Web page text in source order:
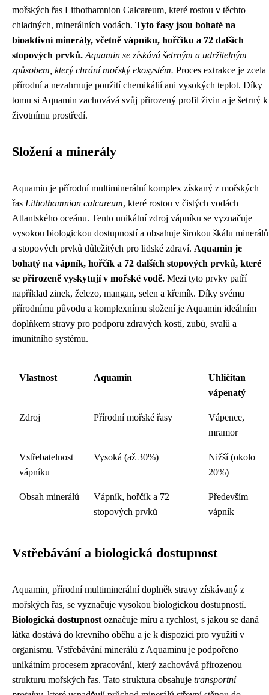
mořských řas Lithothamnion Calcareum, které rostou v těchto
chladných, minerálních vodách. Tyto řasy jsou bohaté na
bioaktivní minerály, včetně vápníku, hořčíku a 72 dalších
stopových prvků. Aquamin se získává šetrným a udržitelným
způsobem, který chrání mořský ekosystém. Proces extrakce je zcela
přírodní a nezahrnuje použití chemikálií ani vysokých teplot. Díky
tomu si Aquamin zachovává svůj přirozený profil živin a je šetrný k
životnímu prostředí.
Složení a minerály
Aquamin je přírodní multiminerální komplex získaný z mořských
řas Lithothamnion calcareum, které rostou v čistých vodách
Atlantského oceánu. Tento unikátní zdroj vápníku se vyznačuje
vysokou biologickou dostupností a obsahuje širokou škálu minerálů
a stopových prvků důležitých pro lidské zdraví. Aquamin je
bohatý na vápník, hořčík a 72 dalších stopových prvků, které
se přirozeně vyskytují v mořské vodě. Mezi tyto prvky patří
například zinek, železo, mangan, selen a křemík. Díky svému
přírodnímu původu a komplexnímu složení je Aquamin ideálním
doplňkem stravy pro podporu zdravých kostí, zubů, svalů a
imunitního systému.
Vlastnost Aquamin
Uhličitan
vápenatý
Zdroj Přírodní mořské řasy
Vápence,
mramor
Vstřebatelnost
vápníku
Vysoká (až 30%)
Nižší (okolo
20%)
Obsah minerálů
Vápník, hořčík a 72
stopových prvků
Především
vápník
Vstřebávání a biologická dostupnost
Aquamin, přírodní multiminerální doplněk stravy získávaný z
mořských řas, se vyznačuje vysokou biologickou dostupností.
Biologická dostupnost označuje míru a rychlost, s jakou se daná
látka dostává do krevního oběhu a je k dispozici pro využití v
organismu. Vstřebávání minerálů z Aquaminu je podpořeno
unikátním procesem zpracování, který zachovává přirozenou
strukturu mořských řas. Tato struktura obsahuje transportní